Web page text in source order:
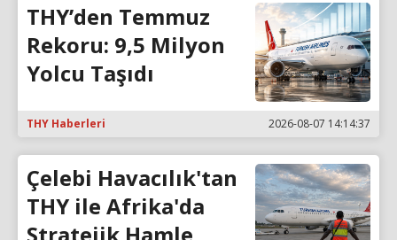
THY’den Temmuz
Rekoru: 9,5 Milyon
Yolcu Taşıdı
THY Haberleri 2026-08-07 14:14:37
Çelebi Havacılık'tan
THY ile Afrika'da